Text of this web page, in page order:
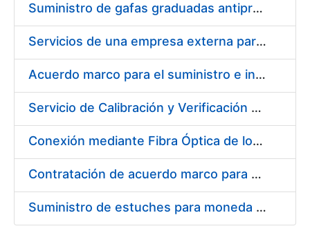
Suministro de gafas graduadas antiproyecciones para los trabajadores de la FNMT-RCM en los centros de trabajo de Madrid y Burgos
Servicios de una empresa externa para el asesoramiento y resolución de los recursos de alzada que se presentan relacionados con procesos de selección para la FNMT-RCM
Acuerdo marco para el suministro e instalación de persianas, estores y otros complementos
Servicio de Calibración y Verificación Externa de los Equipos de Medición del Servicio de Prevención de la FNMT-RCM
Conexión mediante Fibra Óptica de los Centros de Proceso de Datos (CPDs) de las sedes de la FNMT-RCM de Burgos y Madrid
Contratación de acuerdo marco para el Suministro de Material de Electricidad para la Fábrica Nacional de Moneda y Timbre-Real Casa de la Moneda en su centro de trabajo de Burgos
Suministro de estuches para moneda de 30 €